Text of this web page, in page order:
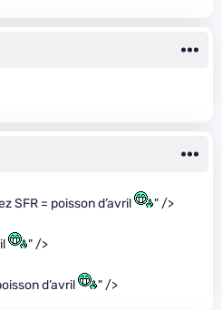
SFR = poisson d’avril " />
" />
d’avril " />